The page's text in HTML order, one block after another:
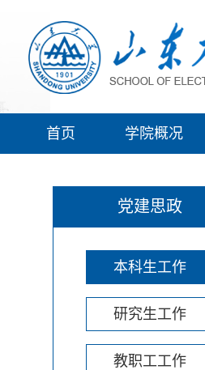
首页 学院概况
党建思政
本科生工作
研究生工作
教职工工作